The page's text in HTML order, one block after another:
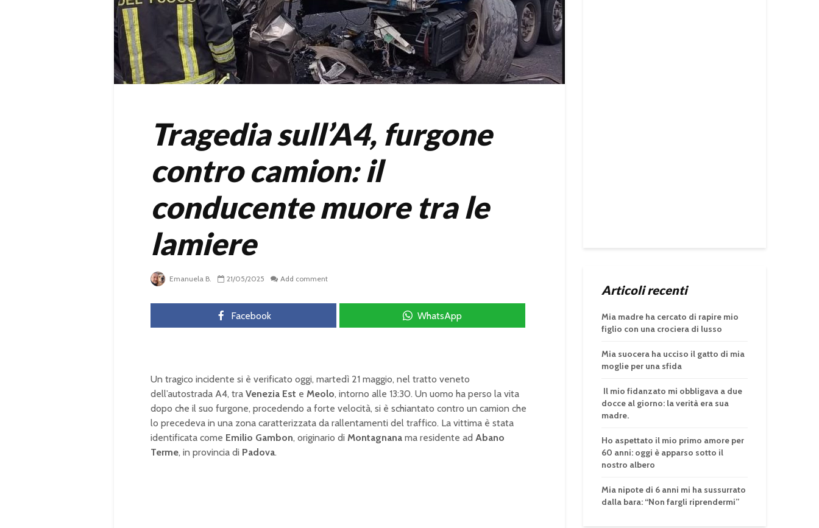
Tragedia sull’A4, furgone
contro camion: il
conducente muore tra le
lamiere
Emanuela B. 21/05/2025 Add comment
Facebook WhatsApp
Un tragico incidente si è verificato oggi, martedì 21 maggio, nel tratto veneto
dell’autostrada A4, tra Venezia Est e Meolo, intorno alle 13:30. Un uomo ha perso la vita
dopo che il suo furgone, procedendo a forte velocità, si è schiantato contro un camion che
lo precedeva in una zona caratterizzata da rallentamenti del traffico. La vittima è stata
identificata come Emilio Gambon, originario di Montagnana ma residente ad Abano
Terme, in provincia di Padova.
Articoli recenti
Mia madre ha cercato di rapire mio
figlio con una crociera di lusso
Mia suocera ha ucciso il gatto di mia
moglie per una sfida
Il mio fidanzato mi obbligava a due
docce al giorno: la verità era sua
madre.
Ho aspettato il mio primo amore per
60 anni: oggi è apparso sotto il
nostro albero
Mia nipote di 6 anni mi ha sussurrato
dalla bara: “Non fargli riprendermi”